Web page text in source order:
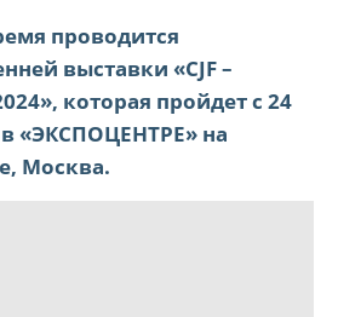
проводится
выставки «CJF –
которая пройдет с 24
в «ЭКСПОЦЕНТРЕ» на
Москва.